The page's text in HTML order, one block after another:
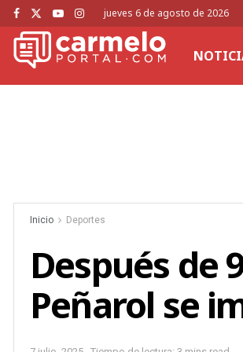
jueves 6 de agosto de 2026
Inicio Deportes
Después de
Peñarol se